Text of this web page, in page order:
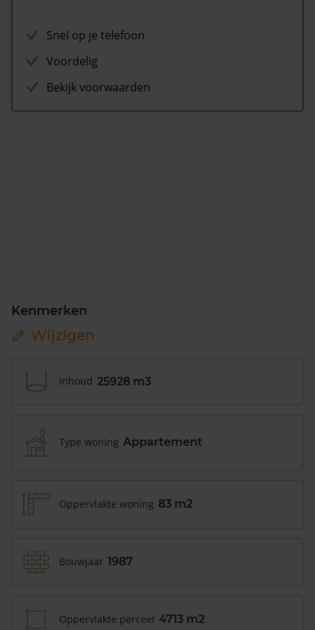
Snel op je telefoon
Voordelig
Bekijk voorwaarden
Kenmerken
Wijzigen
Inhoud 25928 m3
Type woning Appartement
Oppervlakte woning 83 m2
Bouwjaar 1987
Oppervlakte perceel 4713 m2